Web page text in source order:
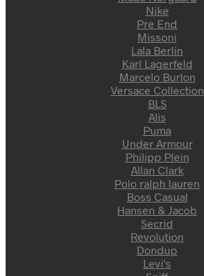
Nike
Pre End
Missoni
Lala Berlin
Karl Lagerfeld
Marcelo Burlon
Versace Collection
BLS
Alis
Puma
Under Armour
Philipp Plein
Allan Clark
Polo ralph lauren
Boss Casual
Hansen & Jacob
Secrid
Revolution
Dondup
Levi's